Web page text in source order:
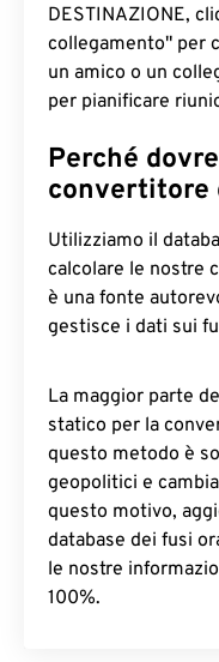
DESTINAZIONE,
collegamento" per
un amico o un
per pianificare
Perché
convertitore
Utilizziamo il
calcolare le nostre
è una fonte
gestisce i dati sui
La maggior parte
statico per la
questo metodo è
geopolitici e
questo motivo,
database dei fusi
le nostre
100%.